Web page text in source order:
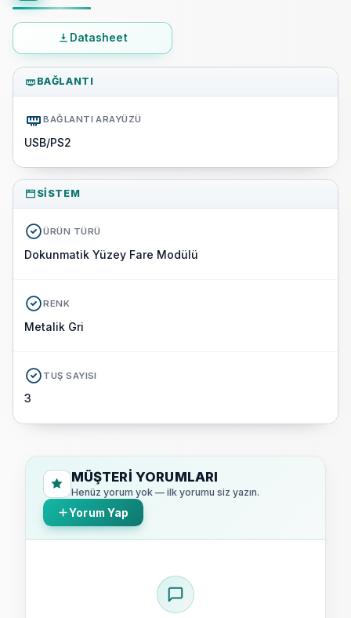
Datasheet
BAĞLANTI
BAĞLANTI ARAYÜZÜ
USB/PS2
SISTEM
ÜRÜN TÜRÜ
Dokunmatik Yüzey Fare Modülü
RENK
Metalik Gri
TUŞ SAYISI
3
MÜŞTERI YORUMLARI
Henüz yorum yok — ilk yorumu siz yazın.
Yorum Yap